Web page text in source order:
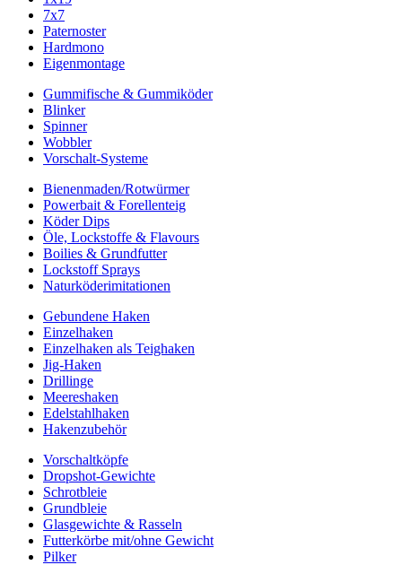
7x7
Paternoster
Hardmono
Eigenmontage
Gummifische & Gummiköder
Blinker
Spinner
Wobbler
Vorschalt-Systeme
Bienenmaden/Rotwürmer
Powerbait & Forellenteig
Köder Dips
Öle, Lockstoffe & Flavours
Boilies & Grundfutter
Lockstoff Sprays
Naturköderimitationen
Gebundene Haken
Einzelhaken
Einzelhaken als Teighaken
Jig-Haken
Drillinge
Meereshaken
Edelstahlhaken
Hakenzubehör
Vorschaltköpfe
Dropshot-Gewichte
Schrotbleie
Grundbleie
Glasgewichte & Rasseln
Futterkörbe mit/ohne Gewicht
Pilker